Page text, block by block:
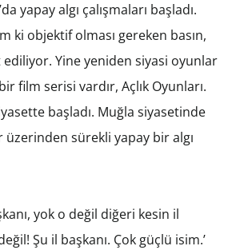
yapay algı çalışmaları başladı.
ki objektif olması gereken basın,
Yine yeniden siyasi oyunlar
film serisi vardır, Açlık Oyunları.
başladı. Muğla siyasetinde
üzerinden sürekli yapay bir algı
yok o değil diğeri kesin il
Şu il başkanı. Çok güçlü isim.’